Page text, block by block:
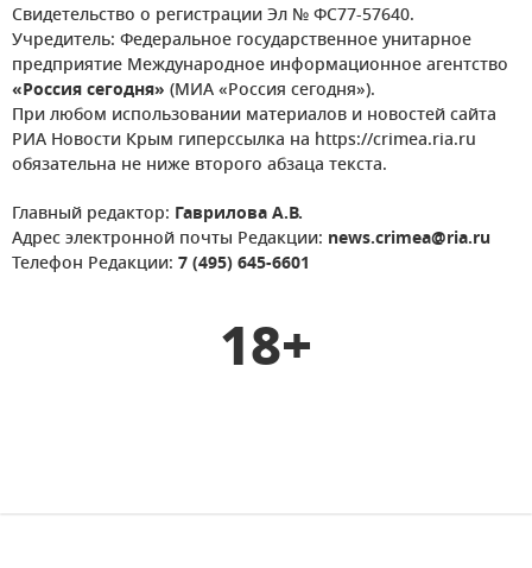
Свидетельство о регистрации Эл № ФС77-57640.
Учредитель: Федеральное государственное унитарное
предприятие Международное информационное агентство
«Россия сегодня» (МИА «Россия сегодня»).
При любом использовании материалов и новостей сайта
РИА Новости Крым гиперссылка на https://crimea.ria.ru
обязательна не ниже второго абзаца текста.
Главный редактор: Гаврилова А.В.
Адрес электронной почты Редакции: news.crimea@ria.ru
Телефон Редакции: 7 (495) 645-6601
18+